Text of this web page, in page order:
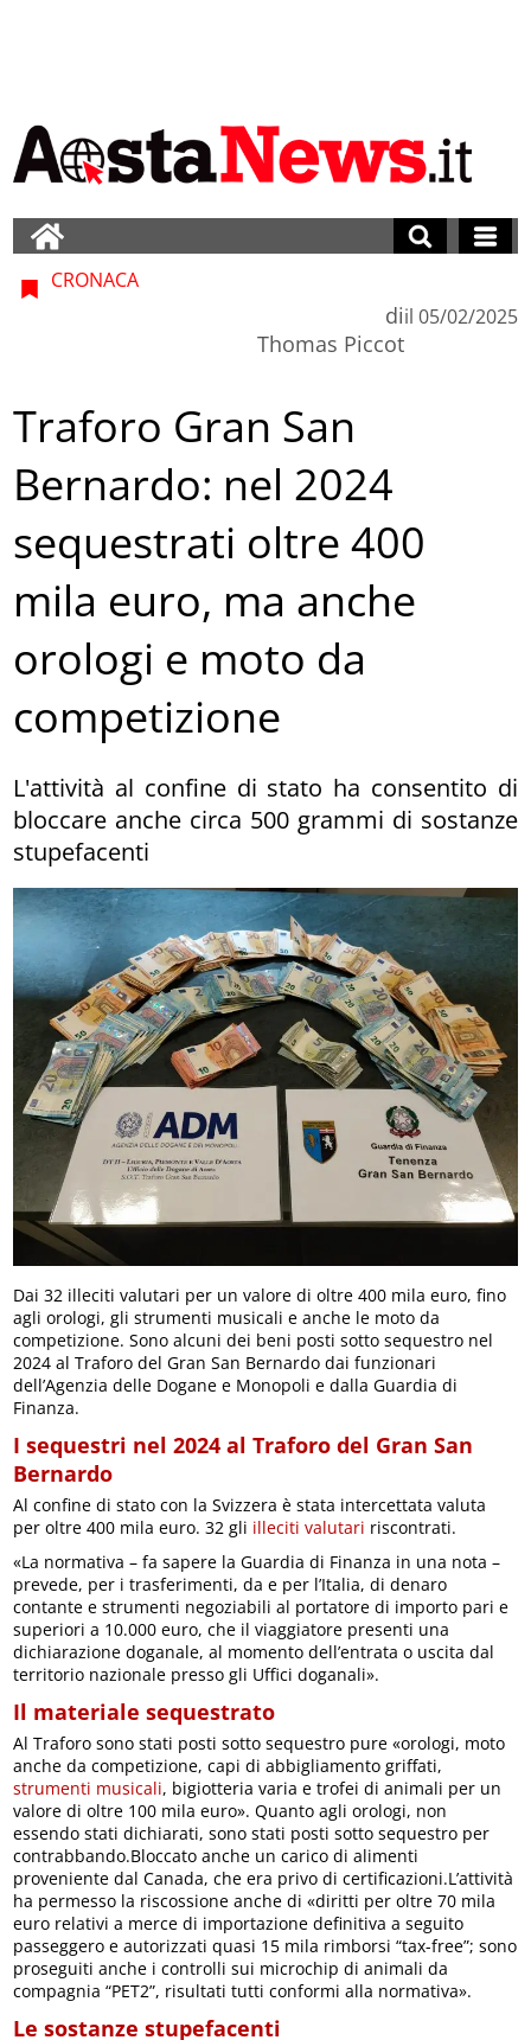
CRONACA
di
Thomas Piccot
il 05/02/2025
Traforo Gran San
Bernardo: nel 2024
sequestrati oltre 400
mila euro, ma anche
orologi e moto da
competizione
L'attività al confine di stato ha consentito di
bloccare anche circa 500 grammi di sostanze
stupefacenti
Dai 32 illeciti valutari per un valore di oltre 400 mila euro, fino
agli orologi, gli strumenti musicali e anche le moto da
competizione. Sono alcuni dei beni posti sotto sequestro nel
2024 al Traforo del Gran San Bernardo dai funzionari
dell’Agenzia delle Dogane e Monopoli e dalla Guardia di
Finanza.
I sequestri nel 2024 al Traforo del Gran San
Bernardo
Al confine di stato con la Svizzera è stata intercettata valuta
per oltre 400 mila euro. 32 gli illeciti valutari riscontrati.
«La normativa – fa sapere la Guardia di Finanza in una nota –
prevede, per i trasferimenti, da e per l’Italia, di denaro
contante e strumenti negoziabili al portatore di importo pari e
superiori a 10.000 euro, che il viaggiatore presenti una
dichiarazione doganale, al momento dell’entrata o uscita dal
territorio nazionale presso gli Uffici doganali».
Il materiale sequestrato
Al Traforo sono stati posti sotto sequestro pure «orologi, moto
anche da competizione, capi di abbigliamento griffati,
strumenti musicali, bigiotteria varia e trofei di animali per un
valore di oltre 100 mila euro». Quanto agli orologi, non
essendo stati dichiarati, sono stati posti sotto sequestro per
contrabbando.Bloccato anche un carico di alimenti
proveniente dal Canada, che era privo di certificazioni.L’attività
ha permesso la riscossione anche di «diritti per oltre 70 mila
euro relativi a merce di importazione definitiva a seguito
passeggero e autorizzati quasi 15 mila rimborsi “tax-free”; sono
proseguiti anche i controlli sui microchip di animali da
compagnia “PET2”, risultati tutti conformi alla normativa».
Le sostanze stupefacenti